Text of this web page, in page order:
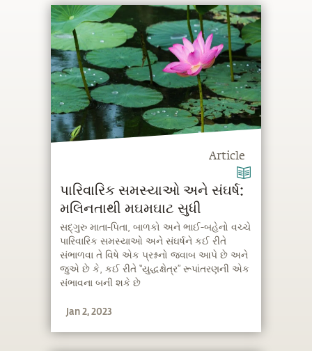
Article
પારિવારિક સમસ્યાઓ અને સંઘર્ષ:
મલિનતાથી મઘમઘાટ સુધી
સદ્‍ગુરુ માતા-પિતા, બાળકો અને ભાઈ-બહેનો વચ્ચે
પારિવારિક સમસ્યાઓ અને સંઘર્ષને કઈ રીતે
સંભાળવા તે વિષે એક પ્રશ્નનો જવાબ આપે છે અને
જુએ છે કે, કઈ રીતે “યુદ્ધક્ષેત્ર” રૂપાંતરણની એક
સંભાવના બની શકે છે
Jan 2, 2023